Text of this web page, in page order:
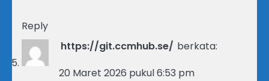
Reply
https://git.ccmhub.se/ berkata:
20 Maret 2026 pukul 6:53 pm